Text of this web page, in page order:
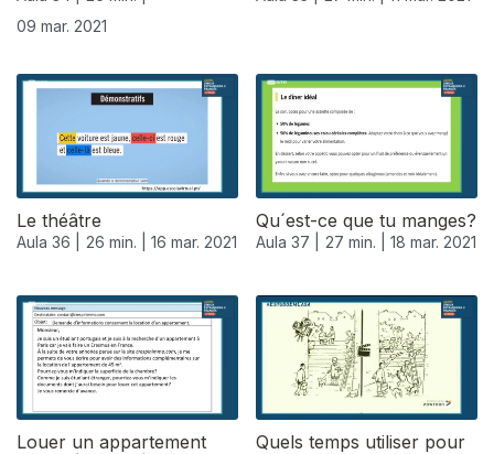
09 mar. 2021
Le théâtre
Aula 36 | 26 min. | 16 mar. 2021
Qu´est-ce que tu manges?
Aula 37 | 27 min. | 18 mar. 2021
Louer un appartement
Quels temps utiliser pour